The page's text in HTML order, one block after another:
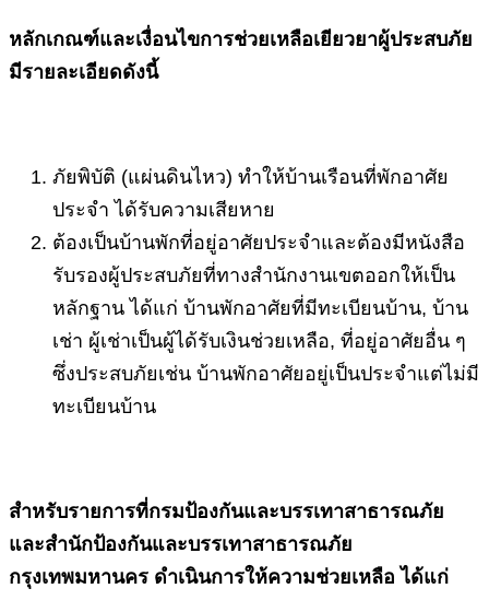
หลักเกณฑ์และเงื่อนไขการช่วยเหลือเยียวยาผู้ประสบภัย
มีรายละเอียดดังนี้
ภัยพิบัติ (แผ่นดินไหว) ทำให้บ้านเรือนที่พักอาศัย
ประจำ ได้รับความเสียหาย
ต้องเป็นบ้านพักที่อยู่อาศัยประจำและต้องมีหนังสือ
รับรองผู้ประสบภัยที่ทางสำนักงานเขตออกให้เป็น
หลักฐาน ได้แก่ บ้านพักอาศัยที่มีทะเบียนบ้าน, บ้าน
เช่า ผู้เช่าเป็นผู้ได้รับเงินช่วยเหลือ, ที่อยู่อาศัยอื่น ๆ
ซึ่งประสบภัยเช่น บ้านพักอาศัยอยู่เป็นประจำแต่ไม่มี
ทะเบียนบ้าน
สำหรับรายการที่กรมป้องกันและบรรเทาสาธารณภัย
และสำนักป้องกันและบรรเทาสาธารณภัย
กรุงเทพมหานคร ดำเนินการให้ความช่วยเหลือ ได้แก่